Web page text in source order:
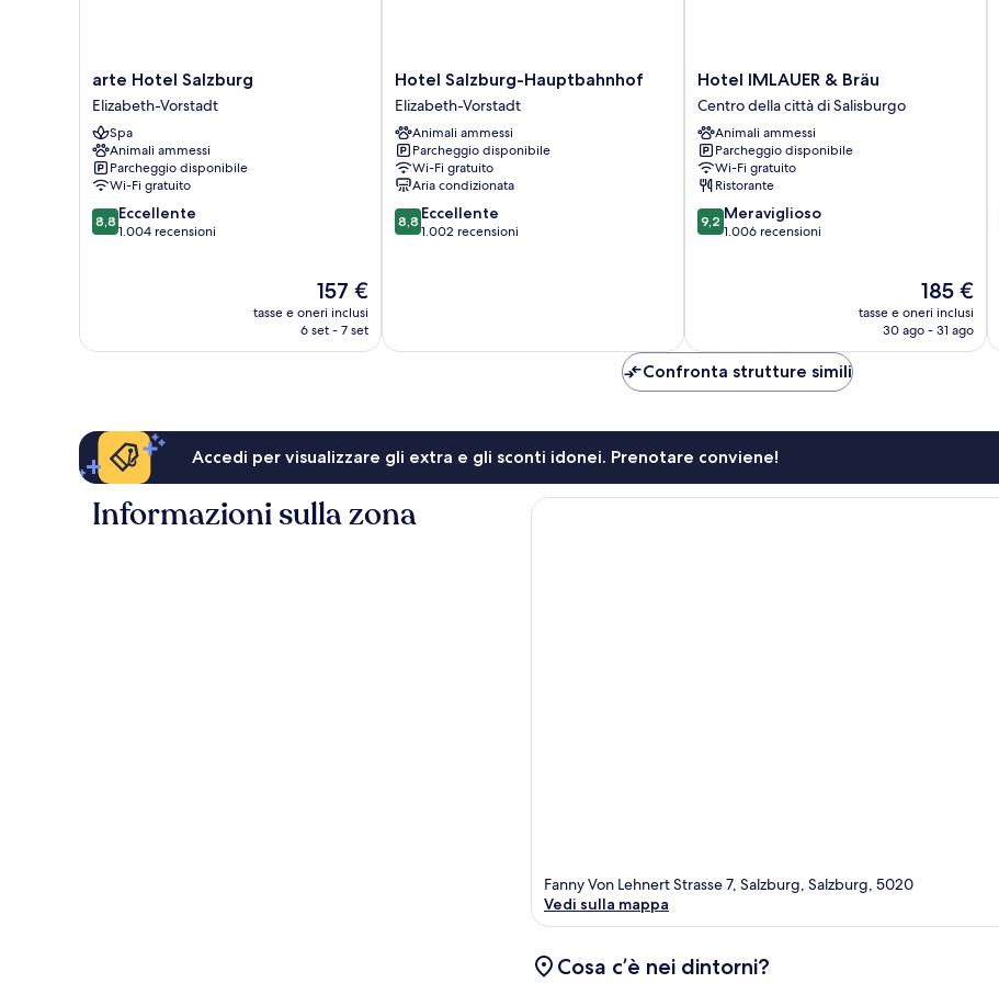
arte
Hotel
Salzburg
Elizabeth-
Vorstadt
arte Hotel Salzburg
Elizabeth-Vorstadt
Spa
Animali ammessi
Parcheggio disponibile
Wi-Fi gratuito
8.8
su
8,8 Eccellente
1.004 recensioni
Il
prezzo
attuale
157 €
tasse e oneri inclusi
6 set - 7 set
Hotel
Salzburg-
Hauptbahnhof
Elizabeth-
Vorstadt
Hotel Salzburg-Hauptbahnhof
Elizabeth-Vorstadt
Animali ammessi
Parcheggio disponibile
Wi-Fi gratuito
Aria condizionata
8.8
su
8,8 Eccellente
1.002 recensioni
Hotel
IMLAUER
&
Bräu
Centro
della
città
di
Salisburgo
Hotel IMLAUER & Bräu
Centro della città di Salisburgo
Animali ammessi
Parcheggio disponibile
Wi-Fi gratuito
Ristorante
9.2
su
9,2 Meraviglioso
1.006 recensioni
Il
prezzo
attuale
185 €
tasse e oneri inclusi
30 ago - 31 ago
Confronta strutture simili
Accedi per visualizzare gli extra e gli sconti idonei. Prenotare conviene!
Informazioni sulla zona
Fanny Von Lehnert Strasse 7, Salzburg, Salzburg, 5020
Vedi sulla mappa
Cosa c’è nei dintorni?